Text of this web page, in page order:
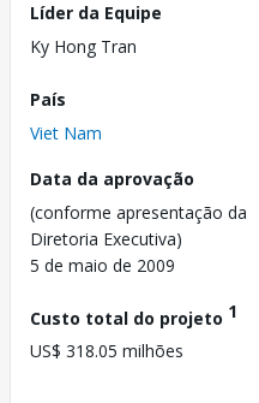
Líder da Equipe
Ky Hong Tran
País
Viet Nam
Data da aprovação
(conforme apresentação da
Diretoria Executiva)
5 de maio de 2009
Custo total do projeto 1
US$ 318.05 milhões